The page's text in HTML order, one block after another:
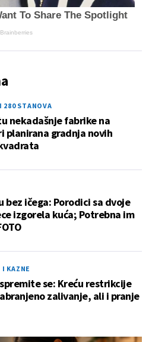
To Share The Spotlight
Brainberries
280 STANOVA
nekadašnje fabrike na
planirana gradnja novih
bez ičega: Porodici sa dvoje
izgorela kuća; Potrebna im
KAZNE
se: Kreću restrikcije
zalivanje, ali i pranje